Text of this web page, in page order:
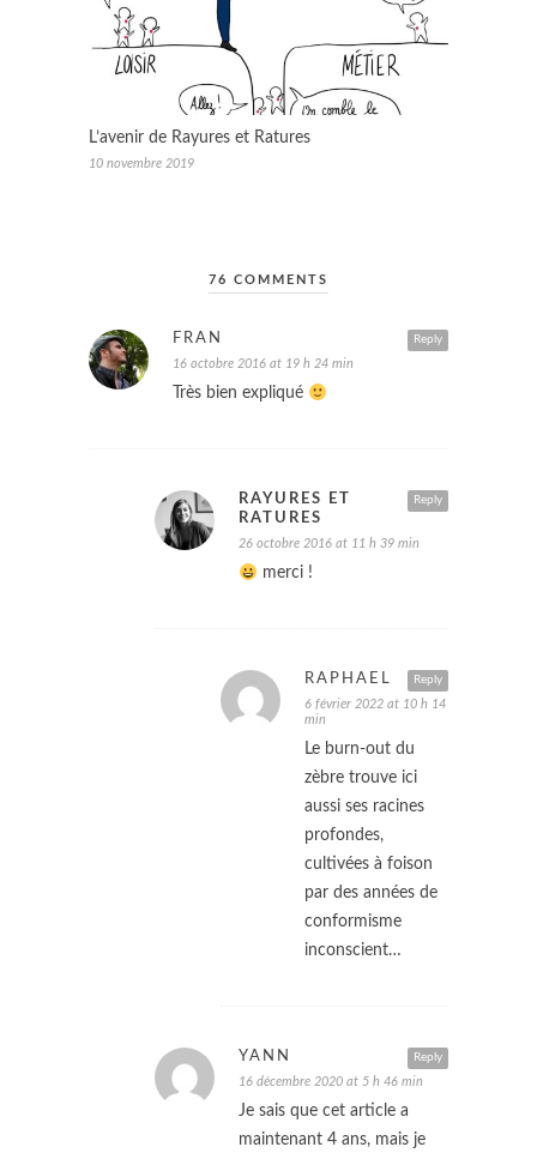
L’avenir de Rayures et Ratures
10 novembre 2019
76 COMMENTS
Reply
FRAN
16 octobre 2016 at 19 h 24 min
Très bien expliqué
Reply
RAYURES ET
RATURES
26 octobre 2016 at 11 h 39 min
merci !
Reply
RAPHAËL
6 février 2022 at 10 h 14
min
Le burn-out du
zèbre trouve ici
aussi ses racines
profondes,
cultivées à foison
par des années de
conformisme
inconscient…
Reply
YANN
16 décembre 2020 at 5 h 46 min
Je sais que cet article a
maintenant 4 ans, mais je